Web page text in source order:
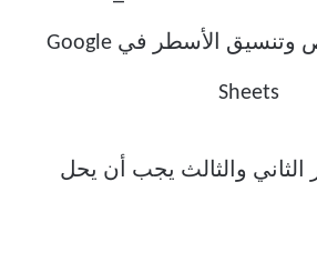
الثاني والثالث يجب أن يحل